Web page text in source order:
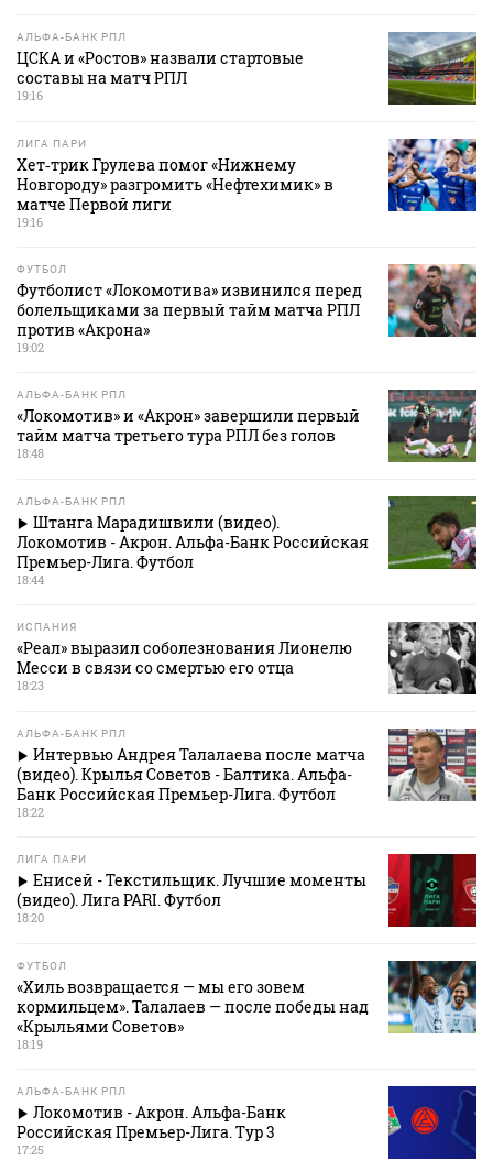
АЛЬФА-БАНК РПЛ
ЦСКА и «Ростов» назвали стартовые
составы на матч РПЛ
19:16
ЛИГА ПАРИ
Хет‑трик Грулева помог «Нижнему
Новгороду» разгромить «Нефтехимик» в
матче Первой лиги
19:16
ФУТБОЛ
Футболист «Локомотива» извинился перед
болельщиками за первый тайм матча РПЛ
против «Акрона»
19:02
АЛЬФА-БАНК РПЛ
«Локомотив» и «Акрон» завершили первый
тайм матча третьего тура РПЛ без голов
18:48
АЛЬФА-БАНК РПЛ
Штанга Марадишвили (видео).
Локомотив - Акрон. Альфа-Банк Российская
Премьер-Лига. Футбол
18:44
ИСПАНИЯ
«Реал» выразил соболезнования Лионелю
Месси в связи со смертью его отца
18:23
АЛЬФА-БАНК РПЛ
Интервью Андрея Талалаева после матча
(видео). Крылья Советов - Балтика. Альфа-
Банк Российская Премьер-Лига. Футбол
18:22
ЛИГА ПАРИ
Енисей - Текстильщик. Лучшие моменты
(видео). Лига PARI. Футбол
18:20
ФУТБОЛ
«Хиль возвращается — мы его зовем
кормильцем». Талалаев — после победы над
«Крыльями Советов»
18:19
АЛЬФА-БАНК РПЛ
Локомотив - Акрон. Альфа-Банк
Российская Премьер-Лига. Тур 3
17:25